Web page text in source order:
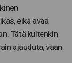
eikä avaa
Tätä kuitenkin
ajauduta, vaan